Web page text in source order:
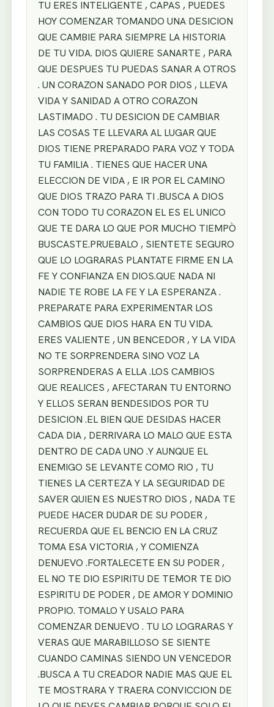
TU ERES INTELIGENTE , CAPAS , PUEDES
HOY COMENZAR TOMANDO UNA DESICION
QUE CAMBIE PARA SIEMPRE LA HISTORIA
DE TU VIDA. DIOS QUIERE SANARTE , PARA
QUE DESPUES TU PUEDAS SANAR A OTROS
. UN CORAZON SANADO POR DIOS , LLEVA
VIDA Y SANIDAD A OTRO CORAZON
LASTIMADO . TU DESICION DE CAMBIAR
LAS COSAS TE LLEVARA AL LUGAR QUE
DIOS TIENE PREPARADO PARA VOZ Y TODA
TU FAMILIA . TIENES QUE HACER UNA
ELECCION DE VIDA , E IR POR EL CAMINO
QUE DIOS TRAZO PARA TI .BUSCA A DIOS
CON TODO TU CORAZON EL ES EL UNICO
QUE TE DARA LO QUE POR MUCHO TIEMPÒ
BUSCASTE.PRUEBALO , SIENTETE SEGURO
QUE LO LOGRARAS PLANTATE FIRME EN LA
FE Y CONFIANZA EN DIOS.QUE NADA NI
NADIE TE ROBE LA FE Y LA ESPERANZA .
PREPARATE PARA EXPERIMENTAR LOS
CAMBIOS QUE DIOS HARA EN TU VIDA.
ERES VALIENTE , UN BENCEDOR , Y LA VIDA
NO TE SORPRENDERA SINO VOZ LA
SORPRENDERAS A ELLA .LOS CAMBIOS
QUE REALICES , AFECTARAN TU ENTORNO
Y ELLOS SERAN BENDESIDOS POR TU
DESICION .EL BIEN QUE DESIDAS HACER
CADA DIA , DERRIVARA LO MALO QUE ESTA
DENTRO DE CADA UNO .Y AUNQUE EL
ENEMIGO SE LEVANTE COMO RIO , TU
TIENES LA CERTEZA Y LA SEGURIDAD DE
SAVER QUIEN ES NUESTRO DIOS , NADA TE
PUEDE HACER DUDAR DE SU PODER ,
RECUERDA QUE EL BENCIO EN LA CRUZ
TOMA ESA VICTORIA , Y COMIENZA
DENUEVO .FORTALECETE EN SU PODER ,
EL NO TE DIO ESPIRITU DE TEMOR TE DIO
ESPIRITU DE PODER , DE AMOR Y DOMINIO
PROPIO. TOMALO Y USALO PARA
COMENZAR DENUEVO . TU LO LOGRARAS Y
VERAS QUE MARABILLOSO SE SIENTE
CUANDO CAMINAS SIENDO UN VENCEDOR
.BUSCA A TU CREADOR NADIE MAS QUE EL
TE MOSTRARA Y TRAERA CONVICCION DE